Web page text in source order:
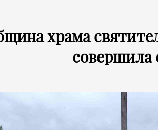
храма
совершила